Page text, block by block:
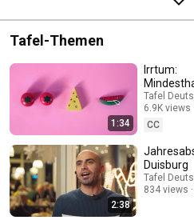
Tafel-Themen
1:34
Irrtum:
Tafel
6.9K views
CC
2:38
Duisburg
Tafel
834 views